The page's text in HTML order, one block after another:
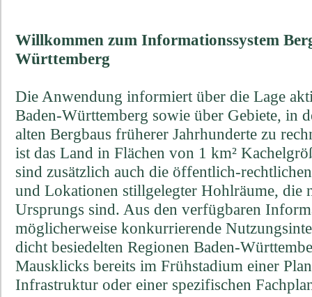
Willkommen zum Informationssystem
Württemberg
Die Anwendung informiert über die Lage
Baden-Württemberg sowie über Gebiete, in
alten Bergbaus früherer Jahrhunderte zu
ist das Land in Flächen von 1 km²
sind zusätzlich auch die öffentlich-
und Lokationen stillgelegter Hohlräume, die
Ursprungs sind. Aus den verfügbaren
möglicherweise konkurrierende
dicht besiedelten Regionen Baden-
Mausklicks bereits im Frühstadium einer
Infrastruktur oder einer spezifischen